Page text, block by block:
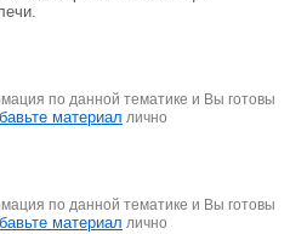
по данной тематике и Вы готовы
материал лично
по данной тематике и Вы готовы
материал лично